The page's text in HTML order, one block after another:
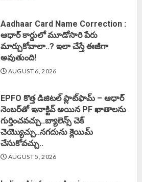
Aadhaar Card Name Correction :
ఆధార్ కార్డులో మూడోసారి పేరు
మార్చుకోవాలా..? ఇలా చేస్తే ఈజీగా
అవుతుంది!
AUGUST 6, 2026
EPFO కొత్త డిజిటల్ ప్లాట్‌ఫామ్‌ – ఆధార్
నెంబర్‌తో ఇనాక్టివ్ అయిన PF ఖాతాలను
గుర్తించవచ్చు..బ్యాలెన్స్ చెక్
చెయ్యొచ్చు..నగదును క్లెయిమ్
చేసుకోవచ్చు..
AUGUST 5, 2026